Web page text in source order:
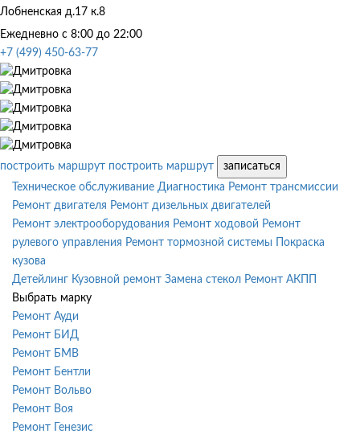
Лобненская д.17 к.8
Ежедневно с 8:00 до 22:00
+7 (499) 450-63-77
построить маршрут построить маршрут
записаться
Техническое обслуживание Диагностика Ремонт трансмиссии
Ремонт двигателя Ремонт дизельных двигателей
Ремонт электрооборудования Ремонт ходовой Ремонт
рулевого управления Ремонт тормозной системы
Покраска
кузова
Детейлинг Кузовной ремонт Замена стекол Ремонт АКПП
Выбрать марку
Ремонт Ауди
Ремонт БИД
Ремонт БМВ
Ремонт Бентли
Ремонт Вольво
Ремонт Воя
Ремонт Генезис